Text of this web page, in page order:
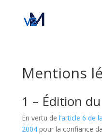
Mentions
1 – Édition
En vertu de l’article 6 de
2004pour la confiance